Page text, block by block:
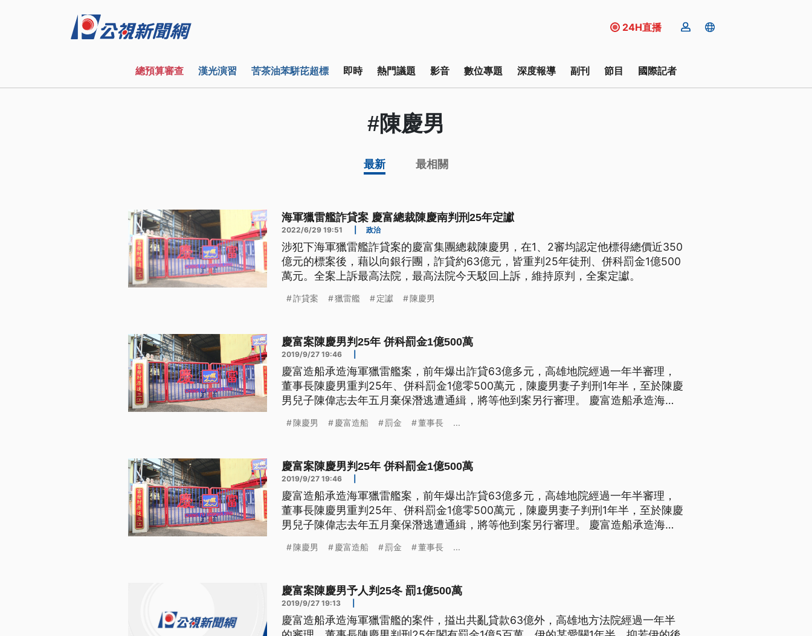
24H直播
總預算審查 漢光演習 苦茶油苯駢芘超標 即時 熱門議題 影音 數位專題 深度報導 副刊 節目 國際記者
#陳慶男
最新 最相關
海軍獵雷艦詐貸案 慶富總裁陳慶南判刑25年定讞
2022/6/29 19:51 政治
涉犯下海軍獵雷艦詐貸案的慶富集團總裁陳慶男，在1、2審均認定他標得總價近350
億元的標案後，藉以向銀行團，詐貸約63億元，皆重判25年徒刑、併科罰金1億500
萬元。全案上訴最高法院，最高法院今天駁回上訴，維持原判，全案定讞。
詐貸案 獵雷艦 定讞 陳慶男
慶富案陳慶男判25年 併科罰金1億500萬
2019/9/27 19:46
慶富造船承造海軍獵雷艦案，前年爆出詐貸63億多元，高雄地院經過一年半審理，
董事長陳慶男重判25年、併科罰金1億零500萬元，陳慶男妻子判刑1年半，至於陳慶
男兒子陳偉志去年五月棄保潛逃遭通緝，將等他到案另行審理。 慶富造船承造海軍
訴董事長陳慶男等五人，經過一年半的審理，高雄地院一審宣判，董事長陳慶男重判
陳慶男 慶富造船 罰金 董事長 ...
慶富案陳慶男判25年 併科罰金1億500萬
2019/9/27 19:46
慶富造船承造海軍獵雷艦案，前年爆出詐貸63億多元，高雄地院經過一年半審理，
董事長陳慶男重判25年、併科罰金1億零500萬元，陳慶男妻子判刑1年半，至於陳慶
男兒子陳偉志去年五月棄保潛逃遭通緝，將等他到案另行審理。 慶富造船承造海軍
訴董事長陳慶男等五人，經過一年半的審理，高雄地院一審宣判，董事長陳慶男重判
陳慶男 慶富造船 罰金 董事長 ...
慶富案陳慶男予人判25冬 罰1億500萬
2019/9/27 19:13
慶富造船承造海軍獵雷艦的案件，搤出共亂貸款63億外，高雄地方法院經過一年半